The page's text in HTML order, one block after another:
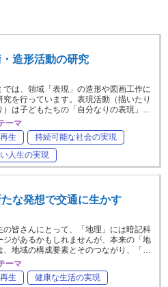
造形活動の研究
は、領域「表現」の造形や図画工作に
究を行っています。表現活動（描いたり
）は子どもたちの「自分なりの表現」…
ーマ
生
持続可能な社会の実現
人生の実現
な発想で交通に生かす
皆さんにとって、「地理」には暗記科
ジがあるかもしれませんが、本来の「地
、地域の構成要素とそのつながり、「…
ーマ
生
健康な生活の実現